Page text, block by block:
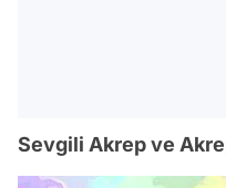
Sevgili Akrep ve